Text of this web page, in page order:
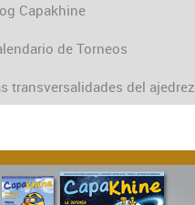
Capakhine
de Torneos
transversalidades del ajedrez